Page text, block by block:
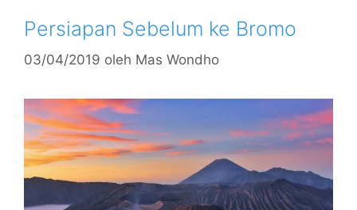
Persiapan Sebelum ke Bromo
03/04/2019 oleh Mas Wondho